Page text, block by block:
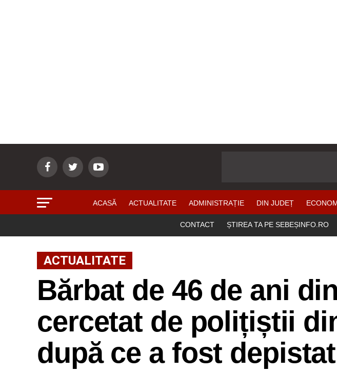
ACASĂ ACTUALITATE ADMINISTRAȚIE DIN JUDEȚ
CONTACT ȘTIREA TA PE SEBEȘINFO.RO
ACTUALITATE
Bărbat de 46 de ani
cercetat de polițiștii
după ce a fost